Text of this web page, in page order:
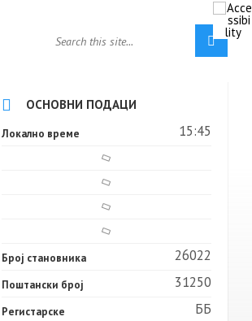
ОСНОВНИ ПОДАЦИ
Локално време 15:45
Број становника 26022
Поштански број 31250
Регистарске
ББ